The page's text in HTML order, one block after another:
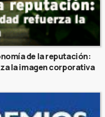
de la reputación:
la imagen corporativa